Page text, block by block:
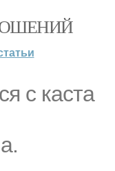
с каста